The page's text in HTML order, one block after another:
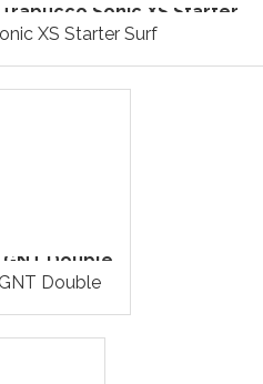
Sonic XS Starter...
XS Starter Surf
Double
Double